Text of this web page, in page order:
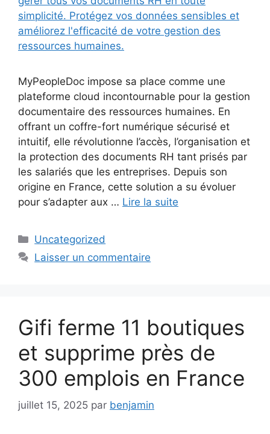
MyPeopleDoc impose sa place comme une
plateforme cloud incontournable pour la gestion
documentaire des ressources humaines. En
offrant un coffre-fort numérique sécurisé et
intuitif, elle révolutionne l’accès, l’organisation et
la protection des documents RH tant prisés par
les salariés que les entreprises. Depuis son
origine en France, cette solution a su évoluer
pour s’adapter aux … Lire la suite
Catégories
Uncategorized
Laisser un commentaire
Gifi ferme 11 boutiques
et supprime près de
300 emplois en France
juillet 15, 2025 par benjamin